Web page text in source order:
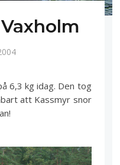
6,3 kg idag. Den tog
att Kassmyr snor